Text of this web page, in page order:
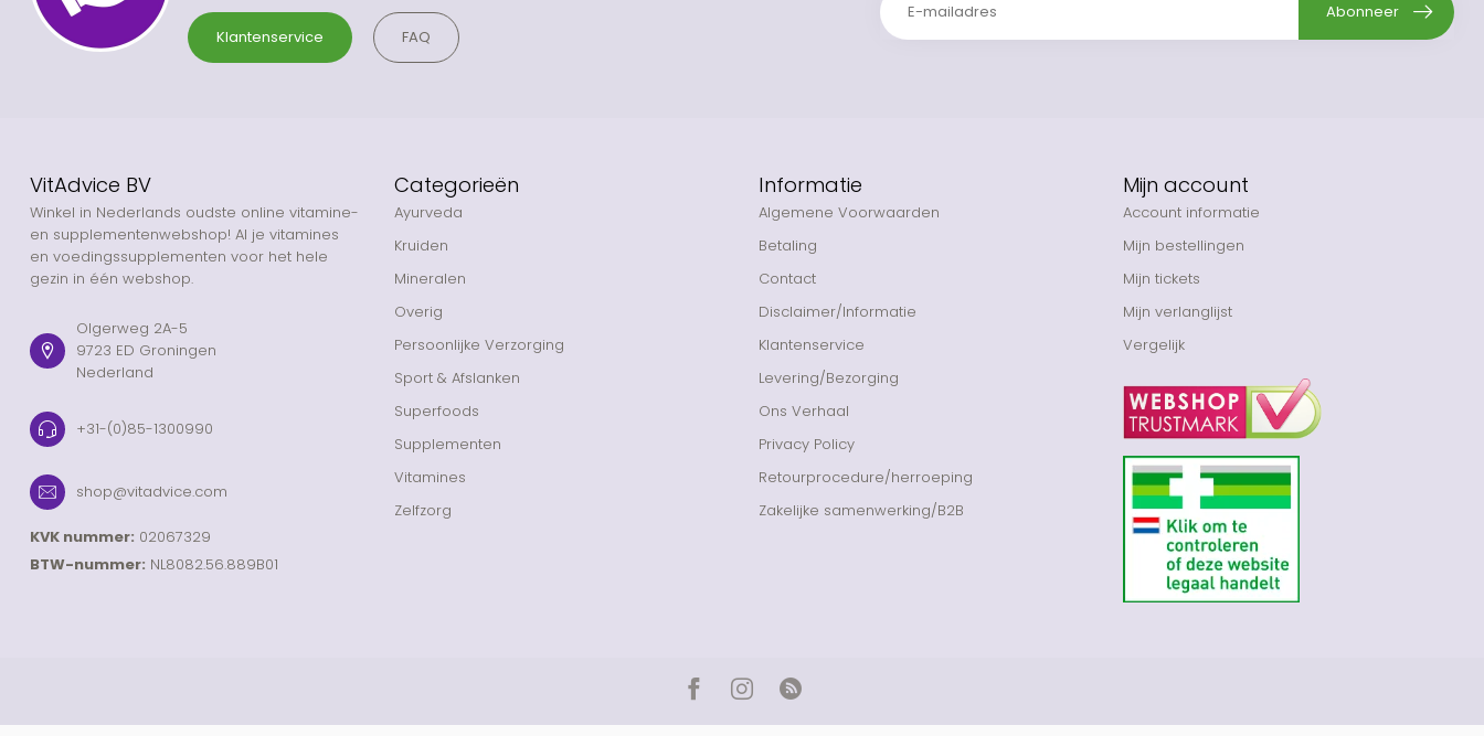
Klantenservice FAQ
Abonneer
VitAdvice BV
Winkel in Nederlands oudste online vitamine-
en supplementenwebshop! Al je vitamines
en voedingssupplementen voor het hele
gezin in één webshop.
Olgerweg 2A-5
9723 ED Groningen
Nederland
+31-(0)85-1300990
shop@vitadvice.com
KVK nummer: 02067329
BTW-nummer: NL8082.56.889B01
Categorieën
Ayurveda
Kruiden
Mineralen
Overig
Persoonlijke Verzorging
Sport & Afslanken
Superfoods
Supplementen
Vitamines
Zelfzorg
Informatie
Algemene Voorwaarden
Betaling
Contact
Disclaimer/Informatie
Klantenservice
Levering/Bezorging
Ons Verhaal
Privacy Policy
Retourprocedure/herroeping
Zakelijke samenwerking/B2B
Mijn account
Account informatie
Mijn bestellingen
Mijn tickets
Mijn verlanglijst
Vergelijk